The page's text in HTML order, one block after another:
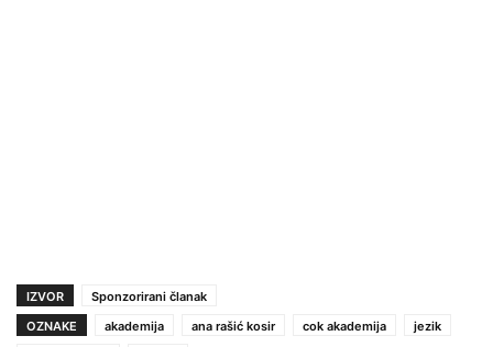
IZVOR
Sponzorirani članak
OZNAKE
akademija ana rašić kosir cok akademija
jezik